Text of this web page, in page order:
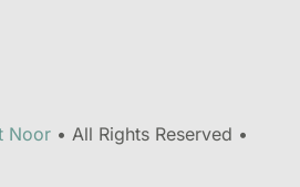
Noor• All Rights Reserved •